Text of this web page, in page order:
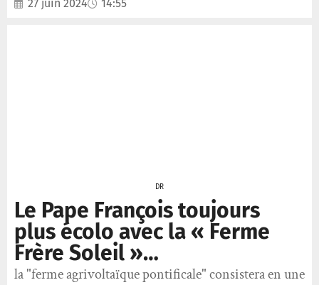
27 juin 2024 14:55
DR
Le Pape François toujours
plus écolo avec la « Ferme
Frère Soleil »…
la "ferme agrivoltaïque pontificale" consistera en une